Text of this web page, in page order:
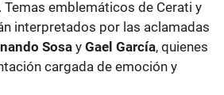
Temas emblemáticos de Cerati y
interpretados por las aclamadas
Sosa y Gael García, quienes
cargada de emoción y